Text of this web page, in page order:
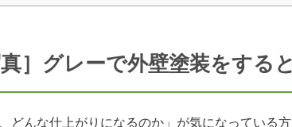
］グレーで外壁塗装をする
どんな仕上がりになるのか」が気になっている